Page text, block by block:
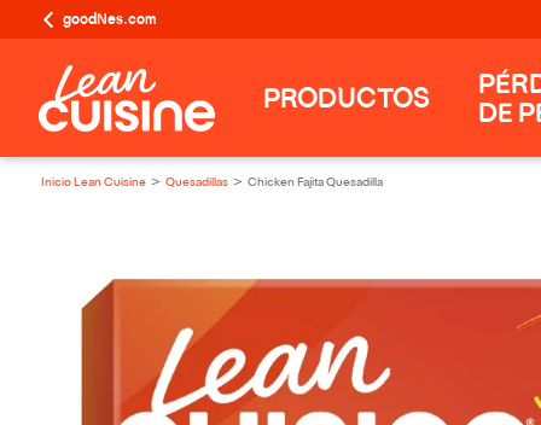
goodNes.com
PRODUCTOS
DE
Inicio Lean Cuisine Quesadillas Chicken Fajita Quesadilla